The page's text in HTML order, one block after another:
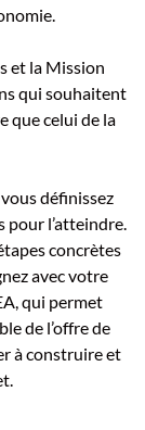
et la Mission
qui souhaitent
que celui de la
définissez
l’atteindre.
concrètes
avec votre
qui permet
de l’offre de
à construire et